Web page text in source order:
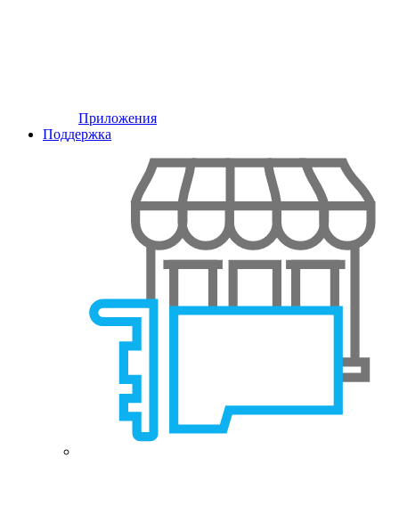
Приложения
Поддержка